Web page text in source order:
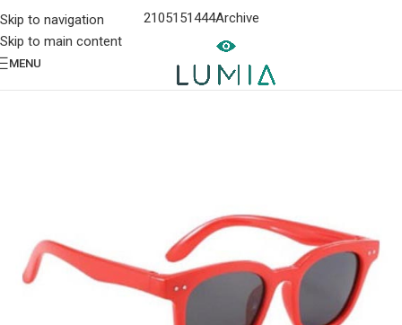
Skip to navigation
Skip to main content
2105151444Archive
MENU